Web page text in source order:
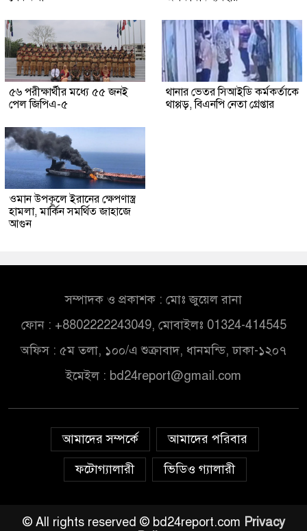
৫৬ পরীক্ষার্থীর মধ্যে ৫৫ জনই
পেল জিপিএ-৫
থানার ভেতর সিআইডি কর্মকর্তাকে
থাপ্পড়, বিএনপি নেতা গ্রেপ্তার
ওমান উপকূলে ইরানের ক্ষেপণাস্ত্র
হামলা, মার্কিন সমর্থিত জাহাজে
আগুন
সম্পাদক ও প্রকাশক : মোঃ জুয়েল রানা
ফোন : +8802222243049, মোবাইলঃ 01324-414545
অফিস : ৫ম তলা, ১০০/এ শুক্রাবাদ, ধানমন্ডি, ঢাকা-১২০৭
ইমেইল : bd24report@gmail.com
আমাদের সম্পর্কে
আমাদের পরিবার
ফটোগ্যালারী
ভিডিও গ্যালারী
© All rights reserved © bd24report.com Privacy